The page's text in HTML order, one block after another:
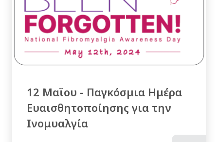
12 Μαϊου - Παγκόσμια Ημέρα
Ευαισθητοποίησης για την
Ινομυαλγία